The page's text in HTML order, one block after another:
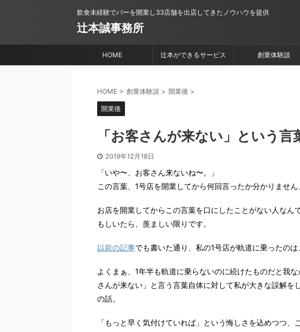
飲食未経験でバーを開業し33店舗を出店してきたノウハウを提供
辻本誠事務所
HOME 辻本ができるサービス 創業体験談
HOME > 創業体験談 > 開業後 >
開業後
「お客さんが来ない」という言
2019年12月18日
「いや〜、お客さん来ないね〜。」
この言葉、1号店を開業してから何回言ったか分かりません
お店を開業してからこの言葉を口にしたことがない人なん
もしいたら、羨ましい限りです。
以前の記事でも書いた通り、私の1号店が軌道に乗ったのは
よくまぁ、1年半も軌道に乗らないのに続けたものだと我
さんが来ない」と言う言葉自体に対して私が大きな誤解を
の話。
「もっと早く気付けていれば」という悔しさを込めつつ、